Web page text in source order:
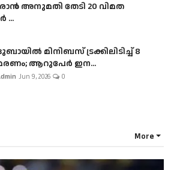
അനുമതി തേടി 20 വിമത
...
മിനിബസ്​ ട്രക്കിലിടിച്ച് 8
ആറുപേർ ഇന...
Jun 9, 2026 0
More